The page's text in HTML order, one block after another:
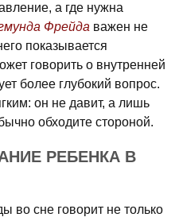
а где нужна
Фрейда важен не
показывается
говорить о внутренней
более глубокий вопрос.
он не давит, а лишь
обходите стороной.
РЕБЕНКА В
во сне говорит не только